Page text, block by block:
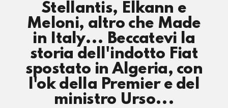
Stellantis, Elkann e
Meloni, altro che Made
in Italy... Beccatevi la
storia dell'indotto Fiat
spostato in Algeria, con
l'ok della Premier e del
ministro Urso...